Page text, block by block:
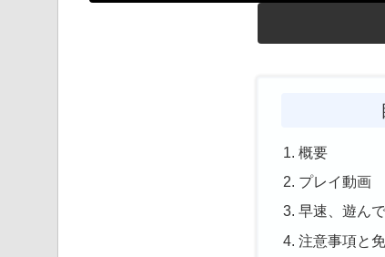
概要
プレイ動画
早速、遊ん
注意事項と